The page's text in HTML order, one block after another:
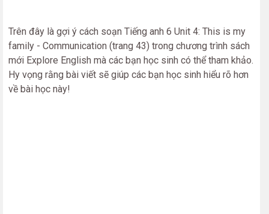
Trên đây là gợi ý cách soạn Tiếng anh 6 Unit 4: This is my
family - Communication (trang 43) trong chương trình sách
mới Explore English mà các bạn học sinh có thể tham khảo.
Hy vọng rằng bài viết sẽ giúp các bạn học sinh hiểu rõ hơn
về bài học này!